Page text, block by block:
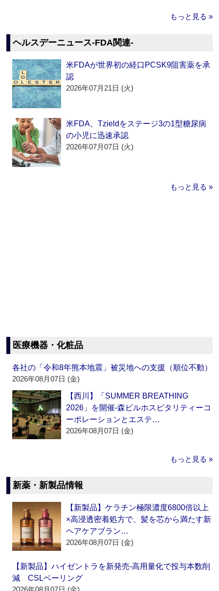
もっと見る »
ヘルスデーニュース‐FDA関連‐
米FDAが世界初の経口PCSK9阻害薬を承
認
2026年07月21日 (火)
米FDA、Tzieldをステージ3の1型糖尿病
の小児に迅速承認
2026年07月07日 (火)
もっと見る »
医療機器・化粧品
各社の「令和8年熊本地震」被災地への支援（順位不動）
2026年08月07日 (金)
【西川】「SUMMER BREATHING
2026」を開催‐森ビルホスピタリティーコ
ーポレーションとエステ…
2026年08月07日 (金)
もっと見る »
新薬・新製品情報
【新製品】ケラチン極限濃度6800倍以上
×高浸透密着処方で、髪を芯から満たす新
ヘアケアブラン…
2026年08月07日 (金)
【新製品】ハイゼントラを新発売‐高用量化で投与本数削
減 CSLベーリング